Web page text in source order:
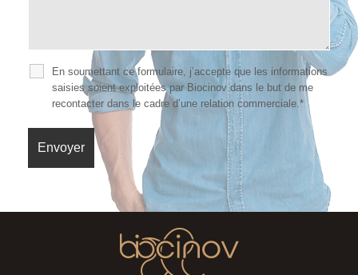
En soumettant ce formulaire, j’accepte que les informations
saisies soient exploitées par Biocinov dans le but de me
recontacter dans le cadre d’une relation commerciale.*